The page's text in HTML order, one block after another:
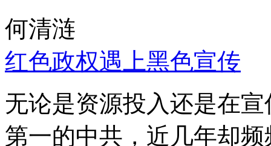
何清涟
红色政权遇上黑色宣传
无论是资源投入还是在
第一的中共，近几年却